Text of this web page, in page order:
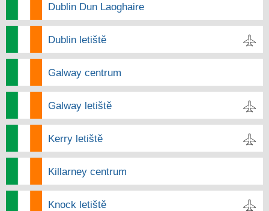
Dublin Dun Laoghaire
Dublin letiště
Galway centrum
Galway letiště
Kerry letiště
Killarney centrum
Knock letiště